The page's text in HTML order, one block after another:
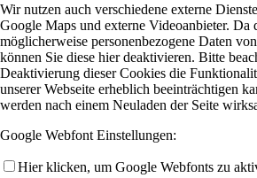
Wir nutzen auch verschiedene externe
Google Maps und externe Videoanbieter. Da
möglicherweise personenbezogene Daten
können Sie diese hier deaktivieren. Bitte
Deaktivierung dieser Cookies die
unserer Webseite erheblich beeinträchtigen
werden nach einem Neuladen der Seite
Google Webfont Einstellungen:
Hier klicken, um Google Webfonts zu